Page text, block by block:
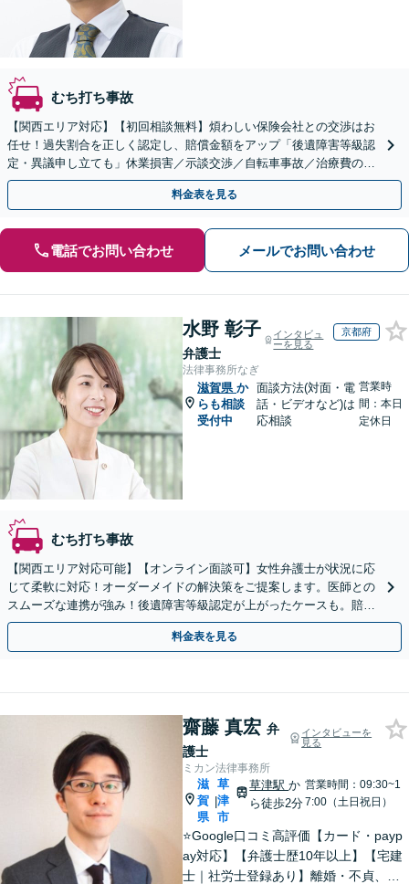
むち打ち事故
【関西エリア対応】【初回相談無料】煩わしい保険会社との交渉はお
任せ！過失割合を正しく認定し、賠償金額をアップ「後遺障害等級認
定・異議申し立ても」休業損害／示談交渉／自転車事故／治療費の打
ち切り／物損事故／死亡事故【休日・夜間相談可】
料金表を見る
電話でお問い合わせ メールでお問い合わせ
水野 彰子
弁護士
インタビュ
ーを見る
京都府
法律事務所なぎ
滋賀県 か
らも相談
受付中
面談方法(対面・電
話・ビデオなど)は
応相談
営業時
間：本日
定休日
むち打ち事故
【関西エリア対応可能】【オンライン面談可】女性弁護士が状況に応
じて柔軟に対応！オーダーメイドの解決策をご提案します。医師との
スムーズな連携が強み！後遺障害等級認定が上がったケースも。賠償
金・慰謝料請求／保険会社との交渉など【初回相談無料】
料金表を見る
齋藤 真宏 弁
護士
インタビューを
見る
ミカン法律事務所
滋
賀
県
|
草
津
市
草津駅か
ら徒歩2分
営業時間：09:30~1
7:00（土日祝日）
⭐️Google口コミ高評価【カード・payp
ay対応】【弁護士歴10年以上】【宅建
士｜社労士登録あり】離婚・不貞、破